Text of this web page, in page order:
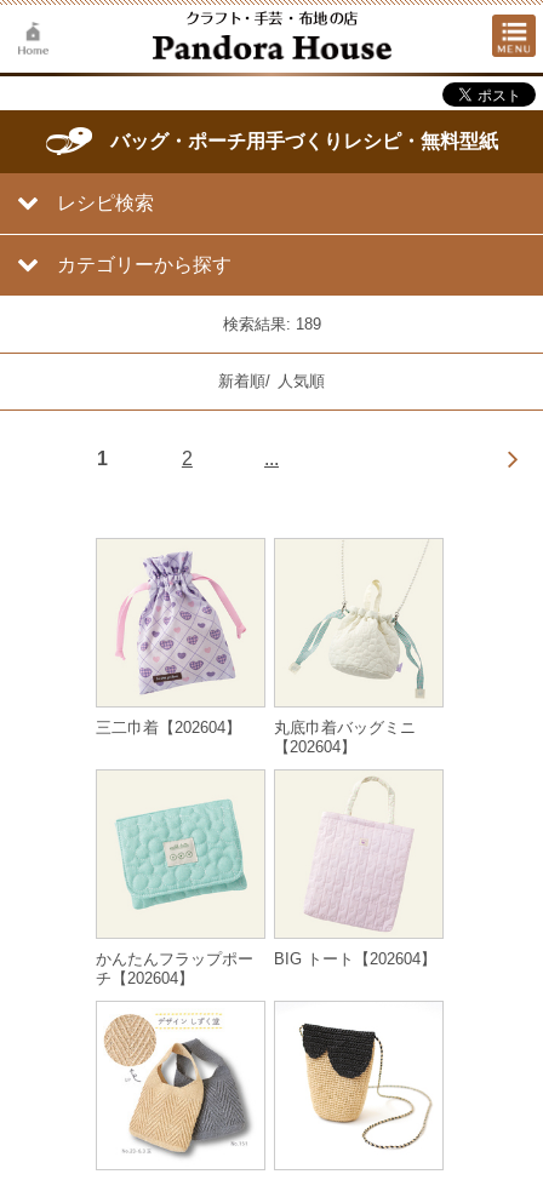
バッグ・ポーチ用手づくりレシピ・無料型紙
レシピ検索
カテゴリーから探す
検索結果: 189
新着順/ 人気順
1 2 ...
三二巾着【202604】
丸底巾着バッグミニ
【202604】
かんたんフラップポー
チ【202604】
BIG トート【202604】